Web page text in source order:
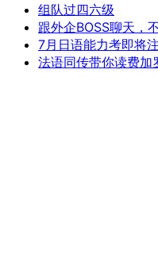
组队过四六级
跟外企BOSS聊天，
7月日语能力考即将
法语同传带你读费加